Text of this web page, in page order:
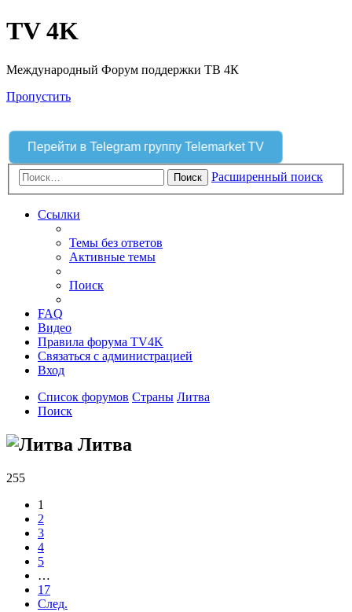
TV 4K
Международный Форум поддержки ТВ 4К
Пропустить
Перейти в Telegram группу Telemarket TV
Поиск Расширенный поиск
Ссылки
Темы без ответов
Активные темы
Поиск
FAQ
Видео
Правила форума TV4K
Связаться с администрацией
Вход
Список форумов Страны Литва
Поиск
Литва
255
1
2
3
4
5
…
17
След.